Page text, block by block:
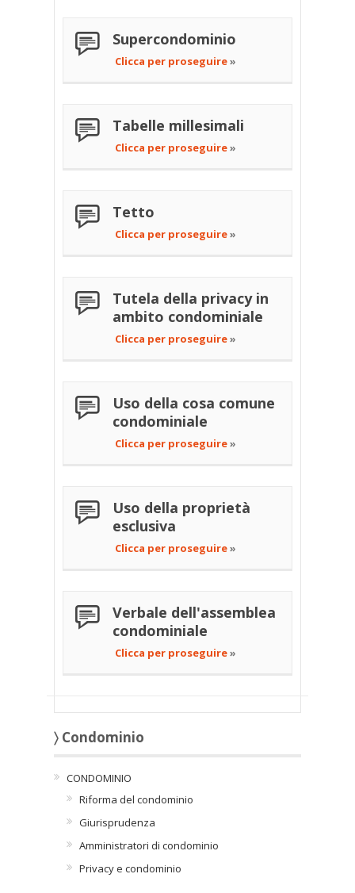
Supercondominio
Clicca per proseguire»
Tabelle millesimali
Clicca per proseguire»
Tetto
Clicca per proseguire»
Tutela della privacy in
ambito condominiale
Clicca per proseguire»
Uso della cosa comune
condominiale
Clicca per proseguire»
Uso della proprietà
esclusiva
Clicca per proseguire»
Verbale dell'assemblea
condominiale
Clicca per proseguire»
〉 Condominio
CONDOMINIO
Riforma del condominio
Giurisprudenza
Amministratori di condominio
Privacy e condominio